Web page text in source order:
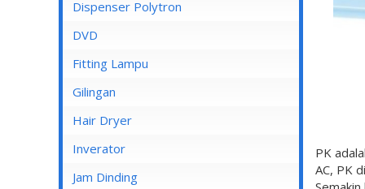
PK
AC, PK
Dispenser Cosmos
Dispenser Miyako
Dispenser Sanken
Dispenser Polytron
DVD
Fitting Lampu
Gilingan
Hair Dryer
Inverator
Jam Dinding